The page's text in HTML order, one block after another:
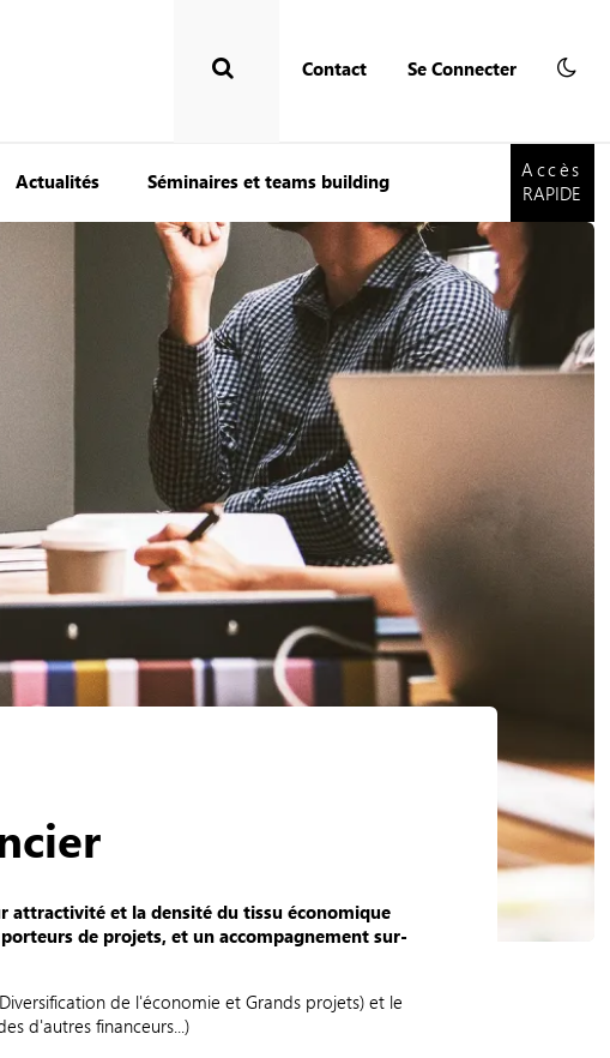
Contact
Se Connecter
Actualités Séminaires et teams building
Accès
RAPIDE
attractivité et la densité du tissu économique
de projets, et un accompagnement sur-
de l'économie et Grands projets) et le
d'autres financeurs...)